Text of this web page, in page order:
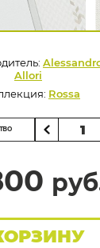
Allori
Rossa